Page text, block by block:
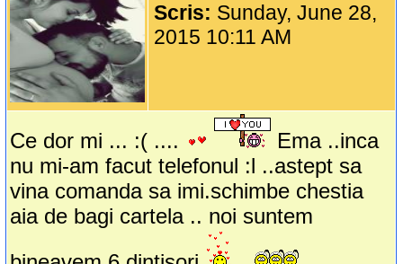
Scris: Sunday, June 28,
2015 10:11 AM
Ce dor mi ... :( ....
Ema ..inca
nu mi-am facut telefonul :l ..astept sa
vina comanda sa imi.schimbe chestia
aia de bagi cartela .. noi suntem